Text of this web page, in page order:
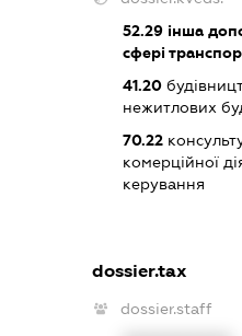
52.29 інша
сфері
41.20
нежитлових
70.22
комерційної
керування
dossier.tax
dossier.staff